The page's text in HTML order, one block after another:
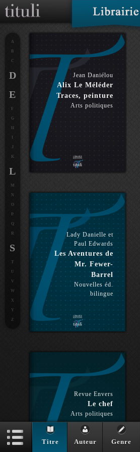
Jean Daniélou
Alix Le Méléder
Traces, peinture
Arts politiques
Lady Danielle et
Paul Edwards
Les Aventures de
Mr. Fewer-
Barrel
Nouvelles éd.
bilingue
Revue Envers
Le chef
Arts politiques
A
B
C
D
E
F
G
H
J
K
L
M
N
O
P
Q
R
S
T
U
V
W
X
Y
Z
Titre Auteur Genre